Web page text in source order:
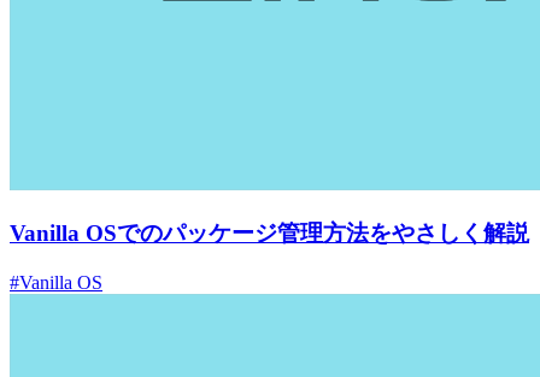
Vanilla OSでのパッケージ管理方法をやさしく解説
#Vanilla OS